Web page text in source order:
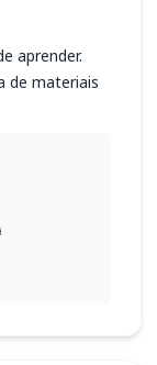
aprender.
de materiais